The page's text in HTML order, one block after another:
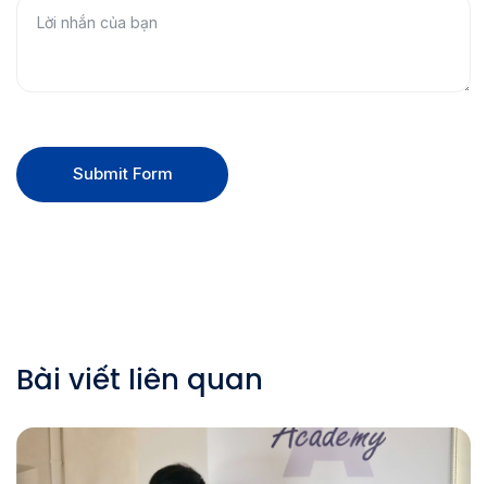
Submit Form
Bài viết liên quan